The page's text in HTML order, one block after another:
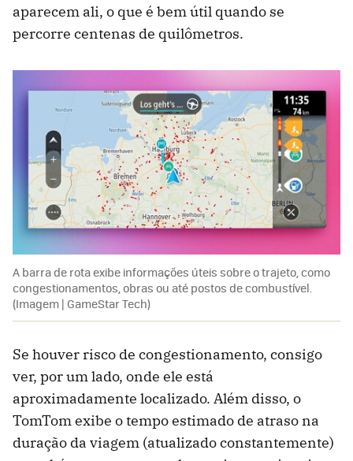
aparecem ali, o que é bem útil quando se
percorre centenas de quilômetros.
A barra de rota exibe informações úteis sobre o trajeto, como
congestionamentos, obras ou até postos de combustível.
(Imagem | GameStar Tech)
Se houver risco de congestionamento, consigo
ver, por um lado, onde ele está
aproximadamente localizado. Além disso, o
TomTom exibe o tempo estimado de atraso na
duração da viagem (atualizado constantemente)